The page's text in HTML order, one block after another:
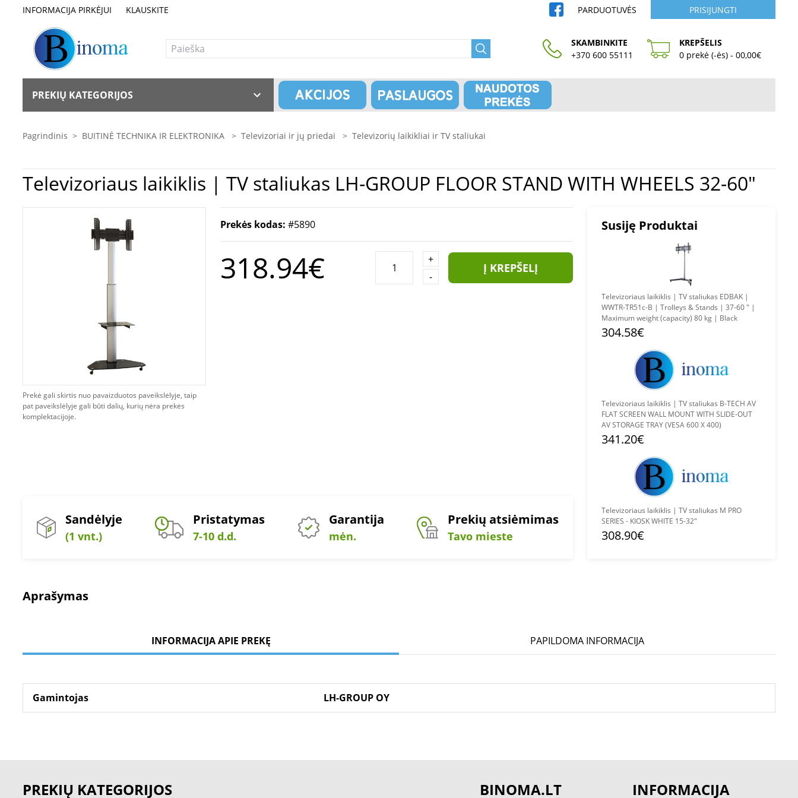
INFORMACIJA PIRKĖJUI KLAUSKITE PARDUOTUVĖS PRISIJUNGTI
SKAMBINKITE
+370 600 55111
KREPŠELIS
0 prekė (-ės) - 00,00€
PREKIŲ KATEGORIJOS
Pagrindinis > BUITINĖ TECHNIKA IR ELEKTRONIKA > Televizoriai ir jų priedai > Televizorių laikikliai ir TV staliukai
Televizoriaus laikiklis | TV staliukas LH-GROUP FLOOR STAND WITH WHEELS 32-60"
Prekė gali skirtis nuo pavaizduotos paveikslėlyje, taip
pat paveikslėlyje gali būti dalių, kurių nėra prekės
komplektacijoje.
Prekės kodas: #5890
318.94€
+
-
Į KREPŠELĮ
Sandėlyje
(1 vnt.)
Pristatymas
7-10 d.d.
Garantija
mėn.
Prekių atsiėmimas
Tavo mieste
Susiję Produktai
Televizoriaus laikiklis | TV staliukas EDBAK |
WWTR-TR51c-B | Trolleys & Stands | 37-60 " |
Maximum weight (capacity) 80 kg | Black
304.58€
Televizoriaus laikiklis | TV staliukas B-TECH AV
FLAT SCREEN WALL MOUNT WITH SLIDE-OUT
AV STORAGE TRAY (VESA 600 X 400)
341.20€
Televizoriaus laikiklis | TV staliukas M PRO
SERIES - KIOSK WHITE 15-32"
308.90€
Aprašymas
INFORMACIJA APIE PREKĘ PAPILDOMA INFORMACIJA
Gamintojas LH-GROUP OY
PREKIŲ KATEGORIJOS BINOMA.LT INFORMACIJA